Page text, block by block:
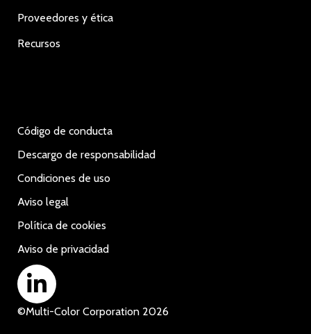
Proveedores y ética
Recursos
©Multi-Color Corporation 2026
Código de conducta
Descargo de responsabilidad
Condiciones de uso
Aviso legal
Política de cookies
Aviso de privacidad